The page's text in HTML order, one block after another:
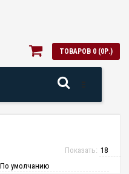
ТОВАРОВ 0 (0Р.)
Показать: